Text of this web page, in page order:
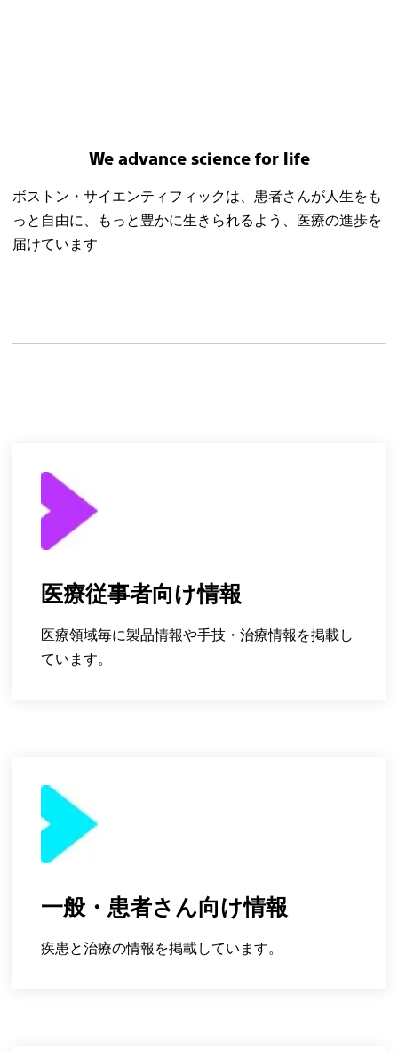
We advance science for life
ボストン・サイエンティフィックは、患者さんが人生をも
っと自由に、もっと豊かに生きられるよう、医療の進歩を
届けています
医療従事者向け情報
医療領域毎に製品情報や手技・治療情報を掲載し
ています。
一般・患者さん向け情報
疾患と治療の情報を掲載しています。